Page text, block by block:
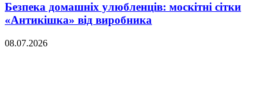
Безпека домашніх улюбленців: москітні сітки
«Антикішка» від виробника
08.07.2026